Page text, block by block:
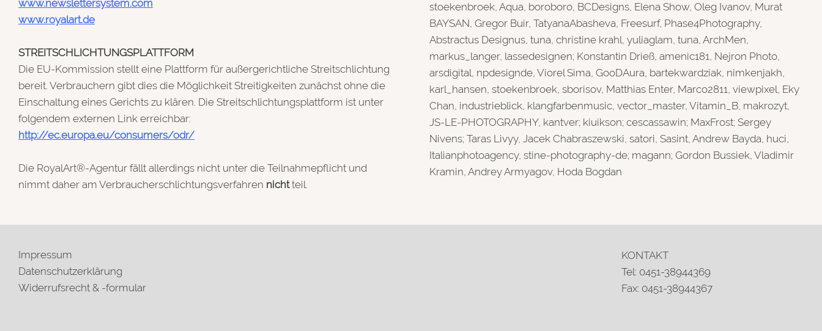
www.newslettersystem.com
www.royalart.de
STREITSCHLICHTUNGSPLATTFORM
Die EU-Kommission stellt eine Plattform für außergerichtliche Streitschlichtung
bereit. Verbrauchern gibt dies die Möglichkeit Streitigkeiten zunächst ohne die
Einschaltung eines Gerichts zu klären. Die Streitschlichtungsplattform ist unter
folgendem externen Link erreichbar:
http://ec.europa.eu/consumers/odr/
Die RoyalArt®-Agentur fällt allerdings nicht unter die Teilnahmepflicht und
nimmt daher am Verbraucherschlichtungsverfahren nichtteil.
stoekenbroek, Aqua, boroboro, BCDesigns, Elena Show, Oleg Ivanov, Murat
BAYSAN, Gregor Buir, TatyanaAbasheva, Freesurf, Phase4Photography,
Abstractus Designus, tuna, christine krahl, yuliaglam, tuna, ArchMen,
markus_langer, lassedesignen; Konstantin Drieß, amenic181, Nejron Photo,
arsdigital, npdesignde, Viorel Sima, GooDAura, bartekwardziak, nimkenjakh,
karl_hansen, stoekenbroek, sborisov, Matthias Enter, Marco2811, viewpixel, Eky
Chan, industrieblick, klangfarbenmusic, vector_master, Vitamin_B, makrozyt,
JS-LE-PHOTOGRAPHY, kantver; kiuikson; cescassawin; MaxFrost; Sergey
Nivens; Taras Livyy, Jacek Chabraszewski, satori, Sasint, Andrew Bayda, huci,
Italianphotoagency, stine-photography-de; magann; Gordon Bussiek, Vladimir
Kramin, Andrey Armyagov, Hoda Bogdan
Impressum
Datenschutzerklärung
Widerrufsrecht & -formular
KONTAKT
Tel: 0451-38944369
Fax: 0451-38944367